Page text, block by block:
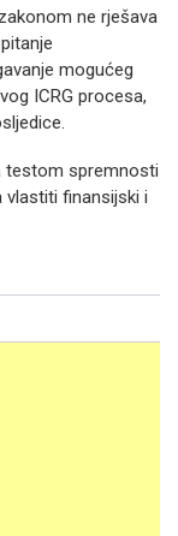
ne rješava
mogućeg
ICRG procesa,
testom spremnosti
vlastiti finansijski i